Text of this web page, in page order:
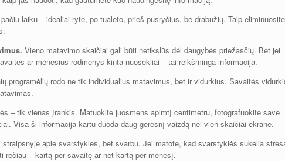
laiku – idealiai ryte, po tualeto, prieš pusryčius, be drabužių. Taip eliminuosite
Vieno matavimo skaičiai gali būti netikslūs dėl daugybės priežasčių. Bet jei
ar mėnesius rodmenys kinta nuosekliai – tai reikšminga informacija.
programėlių rodo ne tik individualius matavimus, bet ir vidurkius. Savaitės
– tik vienas įrankis. Matuokite juosmens apimtį centimetru, fotografuokite save
Visa ši informacija kartu duoda daug geresnį vaizdą nei vien skaičiai ekrane.
straipsnyje apie svarstykles, bet svarbu. Jei matote, kad svarstyklės sukelia
– kartą per savaitę ar net kartą per mėnesį.